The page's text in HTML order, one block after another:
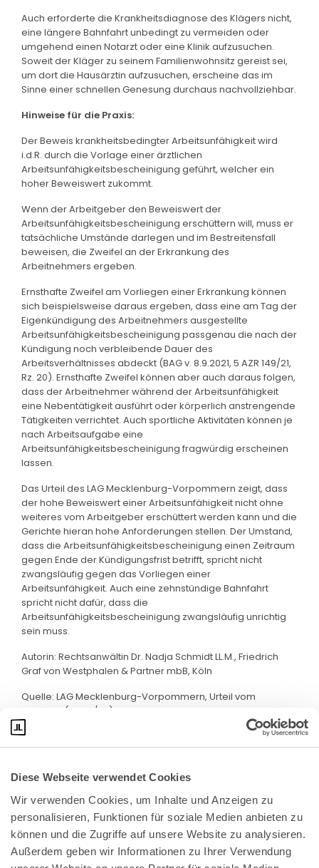
Diese Webseite verwendet Cookies
Wir verwenden Cookies, um Inhalte und Anzeigen zu
personalisieren, Funktionen für soziale Medien anbieten zu
können und die Zugriffe auf unsere Website zu analysieren.
Außerdem geben wir Informationen zu Ihrer Verwendung
Auch erforderte die Krankheitsdiagnose des Klägers nicht,
eine längere Bahnfahrt unbedingt zu vermeiden oder
umgehend einen Notarzt oder eine Klinik aufzusuchen.
Soweit der Kläger zu seinem Familienwohnsitz gereist sei,
um dort die Hausärztin aufzusuchen, erscheine das im
Sinne einer schnellen Genesung durchaus nachvollziehbar.
Hinweise für die Praxis:
Der Beweis krankheitsbedingter Arbeitsunfähigkeit wird
i.d.R. durch die Vorlage einer ärztlichen
Arbeitsunfähigkeitsbescheinigung geführt, welcher ein
hoher Beweiswert zukommt.
Wenn der Arbeitgeber den Beweiswert der
Arbeitsunfähigkeitsbescheinigung erschüttern will, muss er
tatsächliche Umstände darlegen und im Bestreitensfall
beweisen, die Zweifel an der Erkrankung des
Arbeitnehmers ergeben.
Ernsthafte Zweifel am Vorliegen einer Erkrankung können
sich beispielsweise daraus ergeben, dass eine am Tag der
Eigenkündigung des Arbeitnehmers ausgestellte
Arbeitsunfähigkeitsbescheinigung passgenau die nach der
Kündigung noch verbleibende Dauer des
Arbeitsverhältnisses abdeckt (BAG v. 8.9.2021, 5 AZR 149/21,
Rz. 20). Ernsthafte Zweifel können aber auch daraus folgen,
dass der Arbeitnehmer während der Arbeitsunfähigkeit
eine Nebentätigkeit ausführt oder körperlich anstrengende
Tätigkeiten verrichtet. Auch sportliche Aktivitäten können je
nach Arbeitsaufgabe eine
Arbeitsunfähigkeitsbescheinigung fragwürdig erscheinen
lassen.
Das Urteil des LAG Mecklenburg-Vorpommern zeigt, dass
der hohe Beweiswert einer Arbeitsunfähigkeit nicht ohne
weiteres vom Arbeitgeber erschüttert werden kann und die
Gerichte hieran hohe Anforderungen stellen. Der Umstand,
dass die Arbeitsunfähigkeitsbescheinigung einen Zeitraum
gegen Ende der Kündigungsfrist betrifft, spricht nicht
zwangsläufig gegen das Vorliegen einer
Arbeitsunfähigkeit. Auch eine zehnstündige Bahnfahrt
spricht nicht dafür, dass die
Arbeitsunfähigkeitsbescheinigung zwangsläufig unrichtig
sein muss.
Autorin: Rechtsanwältin Dr. Nadja Schmidt LL.M., Friedrich
Graf von Westphalen & Partner mbB, Köln
Quelle: LAG Mecklenburg-Vorpommern, Urteil vom
13.7.2023 (5 Sa 1/23)